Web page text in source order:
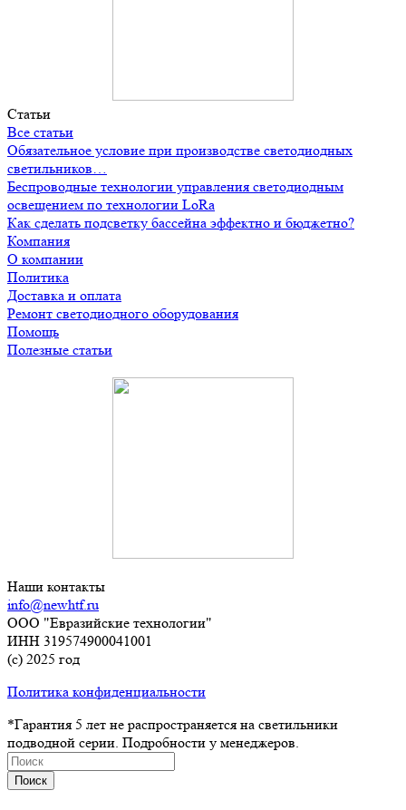
Статьи
Все статьи
Обязательное условие при производстве светодиодных
светильников…
Беспроводные технологии управления светодиодным
освещением по технологии LoRa
Как сделать подсветку бассейна эффектно и бюджетно?
Компания
О компании
Политика
Доставка и оплата
Ремонт светодиодного оборудования
Помощь
Полезные статьи
Наши контакты
info@newhtf.ru
ООО "Евразийские технологии"
ИНН 319574900041001
(с) 2025 год
Политика конфиденциальности
*Гарантия 5 лет не распространяется на светильники
подводной серии. Подробности у менеджеров.
Поиск